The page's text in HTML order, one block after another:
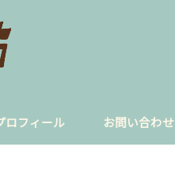
ロフィール お問い合わせ